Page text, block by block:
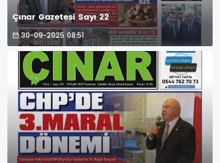
Çınar Gazetesi Sayı 22
30-09-2025 08:51